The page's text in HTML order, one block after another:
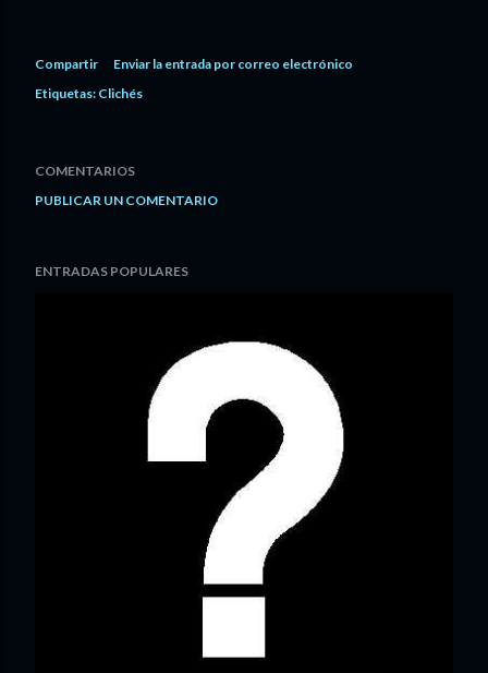
Compartir
Enviar la entrada por correo electrónico
Etiquetas: Clichés
COMENTARIOS
PUBLICAR UN COMENTARIO
ENTRADAS POPULARES